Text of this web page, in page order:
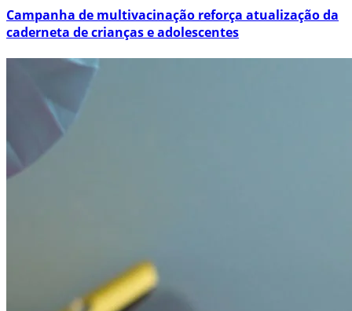
Campanha de multivacinação reforça atualização da
caderneta de crianças e adolescentes